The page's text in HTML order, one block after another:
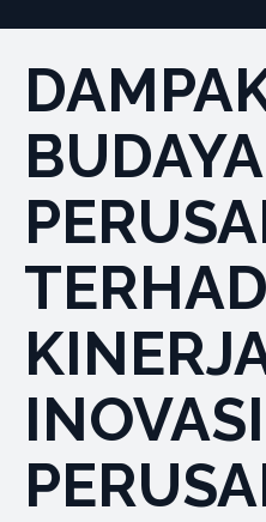
BUDAYA
INOVASI